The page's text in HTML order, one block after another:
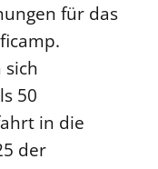
für das
sich
50
in die
der